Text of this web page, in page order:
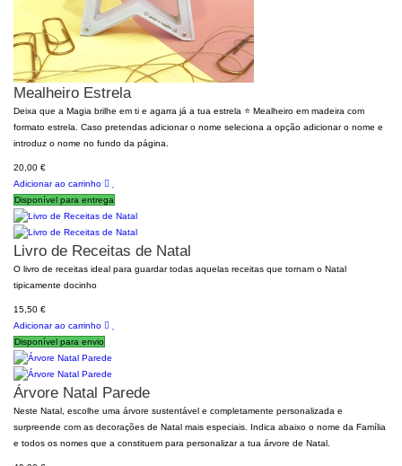
Mealheiro Estrela
Deixa que a Magia brilhe em ti e agarra já a tua estrela ⭐️ Mealheiro em madeira com
formato estrela. Caso pretendas adicionar o nome seleciona a opção adicionar o nome e
introduz o nome no fundo da página.
20,00 €
Adicionar ao carrinho
Disponível para entrega
Livro de Receitas de Natal
O livro de receitas ideal para guardar todas aquelas receitas que tornam o Natal
tipicamente docinho
15,50 €
Adicionar ao carrinho
Disponível para envio
Árvore Natal Parede
Neste Natal, escolhe uma árvore sustentável e completamente personalizada e
surpreende com as decorações de Natal mais especiais. Indica abaixo o nome da Família
e todos os nomes que a constituem para personalizar a tua árvore de Natal.